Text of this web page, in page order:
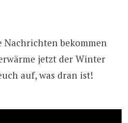
Nachrichten bekommen
jetzt der Winter
auf, was dran ist!